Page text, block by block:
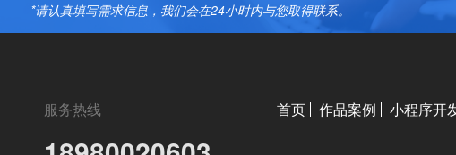
*请认真填写需求信息，我们会在24小时内与您取得联系。
服务热线 首页 作品案例 小程序开